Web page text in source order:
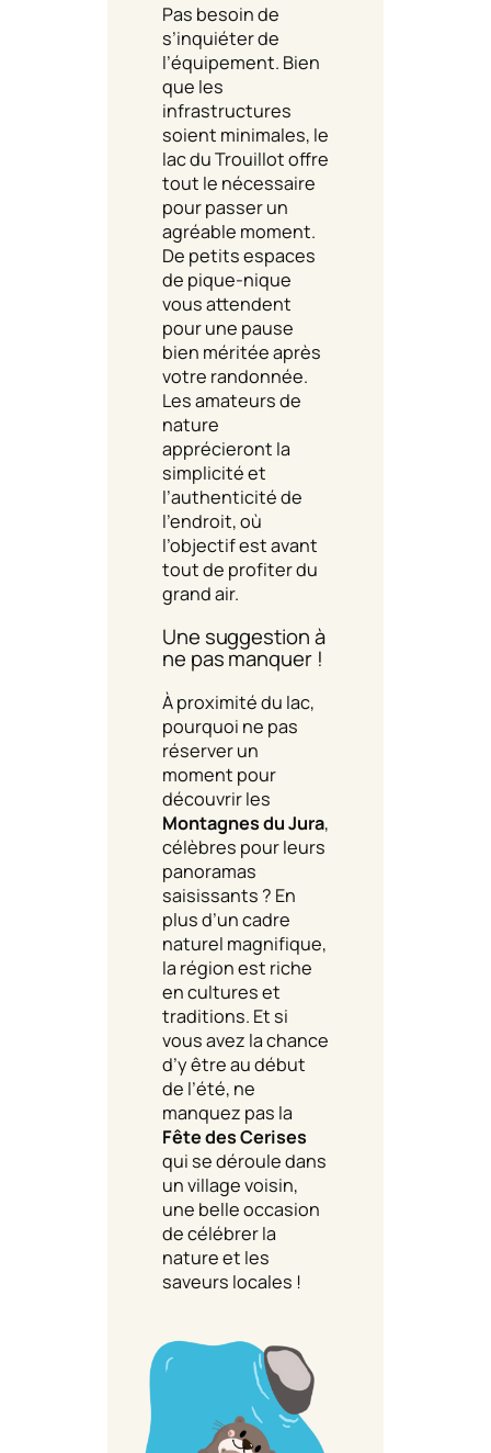
Pas besoin de
s’inquiéter de
l’équipement. Bien
que les
infrastructures
soient minimales, le
lac du Trouillot offre
tout le nécessaire
pour passer un
agréable moment.
De petits espaces
de pique-nique
vous attendent
pour une pause
bien méritée après
votre randonnée.
Les amateurs de
nature
apprécieront la
simplicité et
l’authenticité de
l’endroit, où
l’objectif est avant
tout de profiter du
grand air.
Une suggestion à
ne pas manquer !
À proximité du lac,
pourquoi ne pas
réserver un
moment pour
découvrir les
Montagnes du Jura,
célèbres pour leurs
panoramas
saisissants ? En
plus d’un cadre
naturel magnifique,
la région est riche
en cultures et
traditions. Et si
vous avez la chance
d’y être au début
de l’été, ne
manquez pas la
Fête des Cerises
qui se déroule dans
un village voisin,
une belle occasion
de célébrer la
nature et les
saveurs locales !